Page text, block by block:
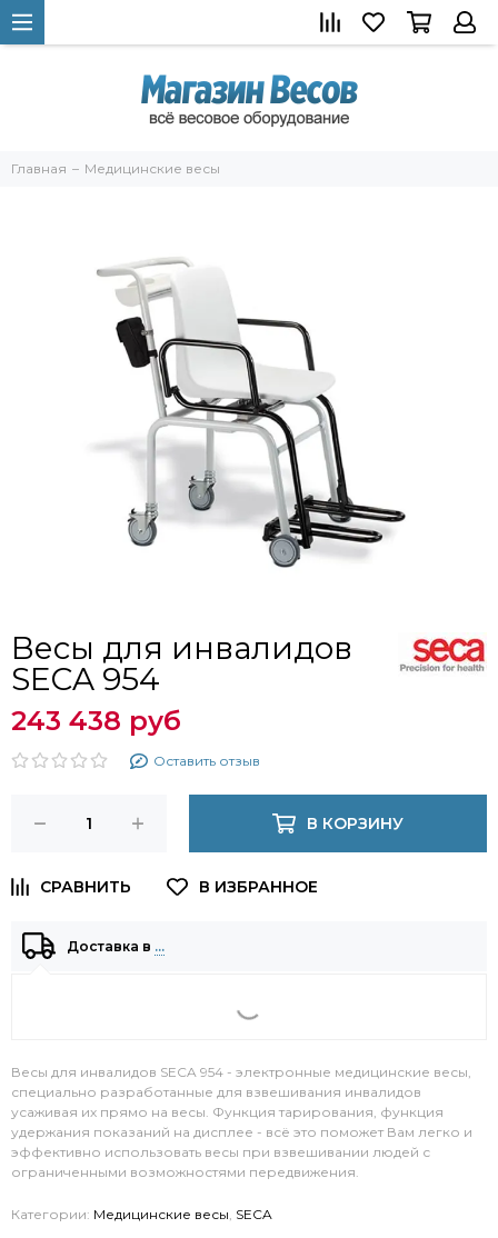
Главная Медицинские весы
Весы для инвалидов
SECA 954
243 438 руб
Оставить отзыв
В КОРЗИНУ
Доставка в …
Весы для инвалидов SECA 954 - электронные медицинские весы,
специально разработанные для взвешивания инвалидов
усаживая их прямо на весы. Функция тарирования, функция
удержания показаний на дисплее - всё это поможет Вам легко и
эффективно использовать весы при взвешивании людей с
ограниченными возможностями передвижения.
Категории: Медицинские весы, SECA